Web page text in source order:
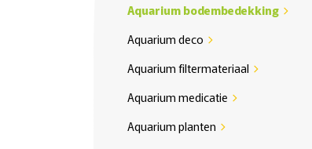
Aquarium bodembedekking chevron_right
Aquarium deco chevron_right
Aquarium filtermateriaal chevron_right
Aquarium medicatie chevron_right
Aquarium planten chevron_right